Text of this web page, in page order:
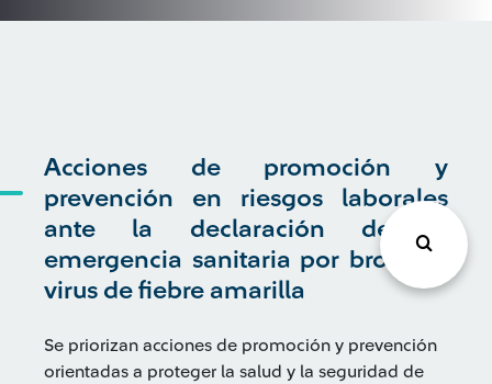
Acciones de promoción y
prevención en riesgos laborales
ante la declaración de la
emergencia sanitaria por brote de
virus de fiebre amarilla
Se priorizan acciones de promoción y prevención
orientadas a proteger la salud y la seguridad de